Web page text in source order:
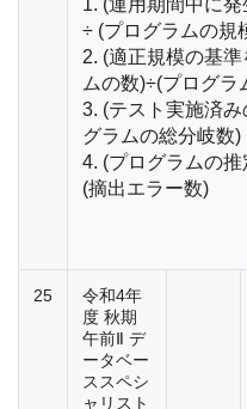
1. (運用期間中に
÷ (プログラムの規
2. (適正規模の基
ムの数)÷(プログラ
3. (テスト実施済
グラムの総分岐数)
4. (プログラムの
(摘出エラー数)
25
令和4年
度 秋期
午前Ⅱ デ
ータベー
ススペシ
ャリスト